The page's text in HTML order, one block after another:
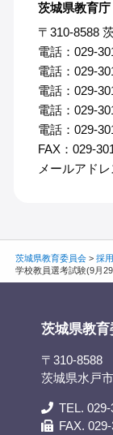
茨城県教育
〒310-8588
電話：029-
電話：029-
電話：029-
電話：029-
電話：029-
FAX：029-
メールアド
茨城県教育委員会> 採用
学校教員選考試験(9月
茨城県教育
〒310-8588
茨城県水戸
TEL.
FAX.